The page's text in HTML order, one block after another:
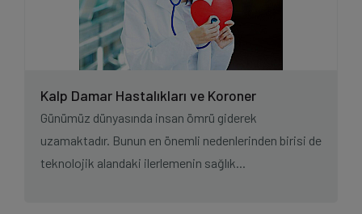
Kalp Damar Hastalıkları ve Koroner
Anjiyografi
Günümüz dünyasında insan ömrü giderek
uzamaktadır. Bunun en önemli nedenlerinden birisi de
teknolojik alandaki ilerlemenin sağlık...